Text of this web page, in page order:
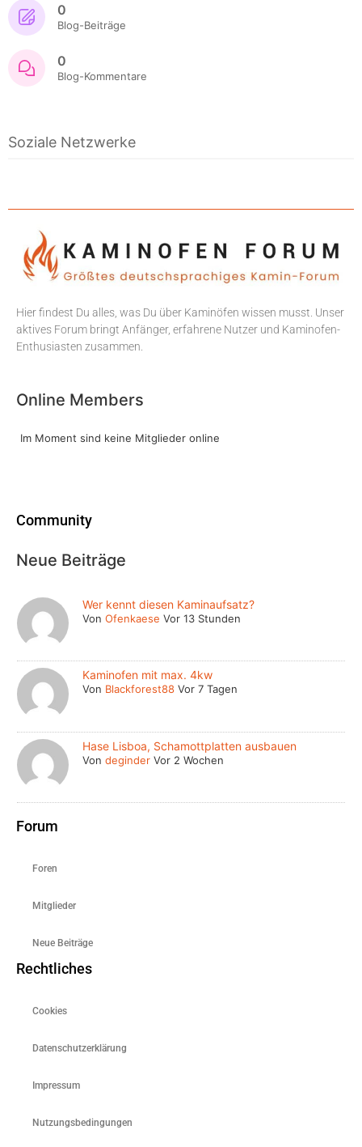
0
Blog-Beiträge
0
Blog-Kommentare
Soziale Netzwerke
Hier findest Du alles, was Du über Kaminöfen wissen musst. Unser
aktives Forum bringt Anfänger, erfahrene Nutzer und Kaminofen-
Enthusiasten zusammen.
Online Members
Im Moment sind keine Mitglieder online
Community
Neue Beiträge
Wer kennt diesen Kaminaufsatz?
VonOfenkaese Vor 13 Stunden
Kaminofen mit max. 4kw
Von Blackforest88 Vor 7 Tagen
Hase Lisboa, Schamottplatten ausbauen
Vondeginder Vor 2 Wochen
Forum
Foren
Mitglieder
Neue Beiträge
Rechtliches
Cookies
Datenschutzerklärung
Impressum
Nutzungsbedingungen